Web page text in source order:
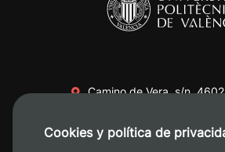
Camino de Vera, s/n.
+34 620 04 00
Cookies y política de